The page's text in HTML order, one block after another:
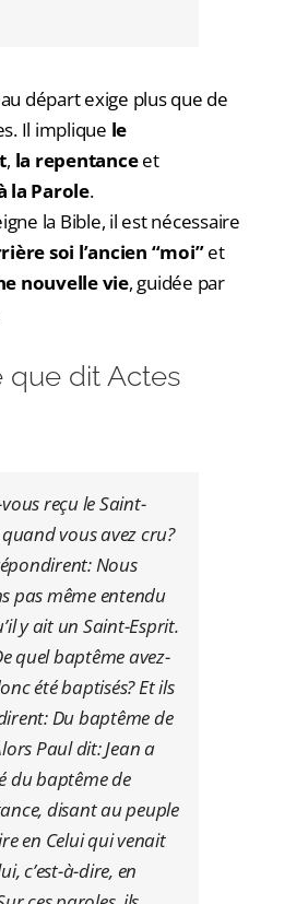
départ exige plus que de
Il implique le
, la repentanceet
la Parole.
la Bible, il est nécessaire
soi l’ancien “moi”et
nouvelle vie, guidée par
que dit Actes
vous reçu le Saint-
vous avez cru?
Nous
pas même entendu
y ait un Saint-Esprit.
quel baptême avez-
été baptisés? Et ils
Du baptême de
Paul dit: Jean a
du baptême de
disant au peuple
en Celui qui venait
c’est-à-dire, en